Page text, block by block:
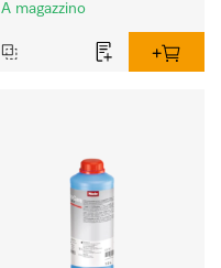
A magazzino